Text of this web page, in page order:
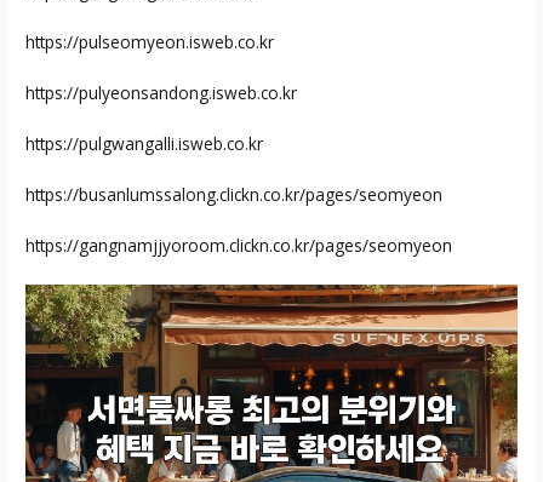
https://pulseomyeon.isweb.co.kr
https://pulyeonsandong.isweb.co.kr
https://pulgwangalli.isweb.co.kr
https://busanlumssalong.clickn.co.kr/pages/seomyeon
https://gangnamjjyoroom.clickn.co.kr/pages/seomyeon